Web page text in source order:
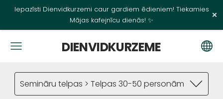
Iepazīsti Dienvidkurzemi caur gardiem ēdieniem! Tiekamies
Mājas kafejnīcu dienās! ✨
×
DIENVIDKURZEME
Semināru telpas > Telpas 30-50 personām